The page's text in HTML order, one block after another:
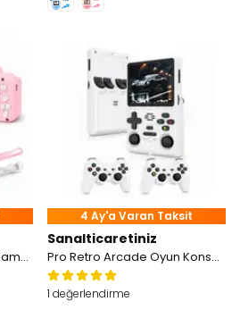
Mini 1080p HD 2.0 Çocuk Kamerası
4 Ay'a Varan Taksit
Sanalticaretiniz
Pro Retro Arcade Oyun Konsolu
1 değerlendirme